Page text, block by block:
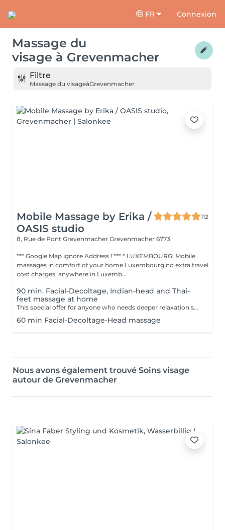
FR Connexion
Massage du
visage à Grevenmacher
Filtre
Massage du visageàGrevenmacher
Mobile Massage by Erika /
OASIS studio
112
8, Rue de Pont Grevenmacher Grevenmacher 6773
*** Google Map ignore Address ! *** * LUXEMBOURG: Mobile
massages in comfort of your home Luxembourg no extra travel
cost charges, anywhere in Luxemb...
90 min. Facial-Decoltage, Indian-head and Thai-
feet massage at home
This special offer for anyone who needs deeper relaxation session.
60 min Facial-Decoltage-Head massage
Nous avons également trouvé Soins visage
autour de Grevenmacher